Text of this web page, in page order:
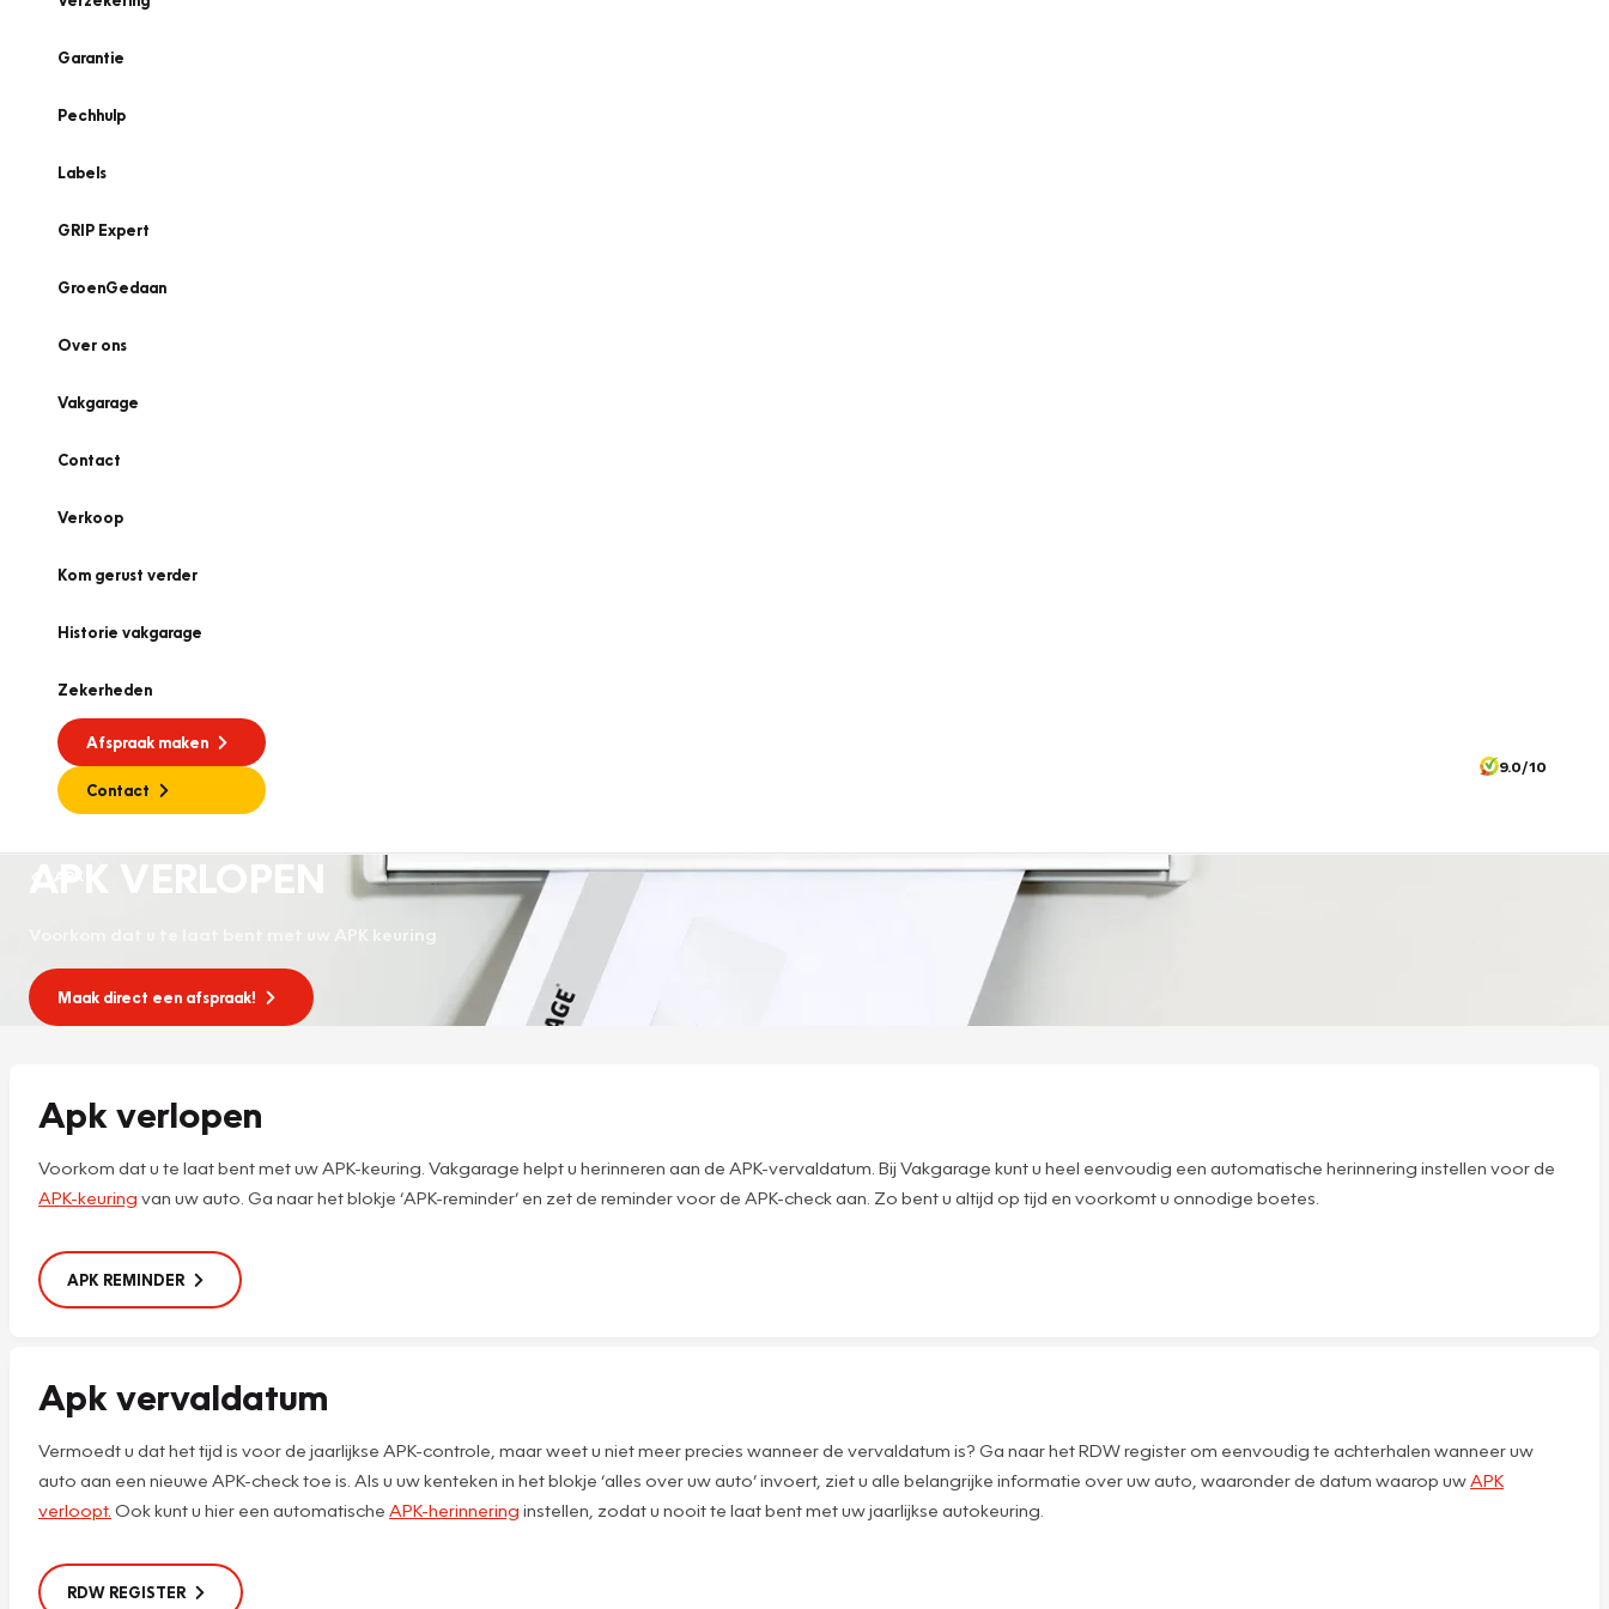
Garantie
Pechhulp
Labels
GRIP Expert
GroenGedaan
Over ons
Vakgarage
Contact
Verkoop
Kom gerust verder
Historie vakgarage
Zekerheden
Afspraak maken
Contact
9.0/10
APK VERLOPEN
Voorkom dat u te laat bent met uw APK keuring
Maak direct een afspraak!
Apk verlopen
Voorkom dat u te laat bent met uw APK-keuring. Vakgarage helpt u herinneren aan de APK-vervaldatum. Bij Vakgarage kunt u heel eenvoudig een automatische herinnering instellen voor de
APK-keuring van uw auto. Ga naar het blokje ‘APK-reminder’ en zet de reminder voor de APK-check aan. Zo bent u altijd op tijd en voorkomt u onnodige boetes.
APK REMINDER
Apk vervaldatum
Vermoedt u dat het tijd is voor de jaarlijkse APK-controle, maar weet u niet meer precies wanneer de vervaldatum is? Ga naar het RDW register om eenvoudig te achterhalen wanneer uw
auto aan een nieuwe APK-check toe is. Als u uw kenteken in het blokje ‘alles over uw auto’ invoert, ziet u alle belangrijke informatie over uw auto, waaronder de datum waarop uwAPK
verloopt. Ook kunt u hier een automatische APK-herinnering instellen, zodat u nooit te laat bent met uw jaarlijkse autokeuring.
RDW REGISTER